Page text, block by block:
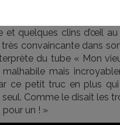
les rapports humains,
n’exister que pour
quelques clins d’œil
très convaincante dans
du tube « Mon
mais
ce petit truc en plus
seul. Comme le disait les
un ! »